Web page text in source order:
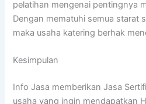
pelatihan mengenai pentingnya
Dengan mematuhi semua starat
maka usaha katering berhak
Kesimpulan
Info Jasa memberikan Jasa
usaha yang ingin mendapatkan